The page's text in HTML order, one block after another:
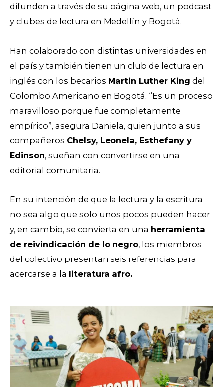
difunden a través de su página web, un podcast
y clubes de lectura en Medellín y Bogotá.
Han colaborado con distintas universidades en
el país y también tienen un club de lectura en
inglés con los becarios Martin Luther King del
Colombo Americano en Bogotá. “Es un proceso
maravilloso porque fue completamente
empírico”, asegura Daniela, quien junto a sus
compañeros Chelsy, Leonela, Esthefany y
Edinson, sueñan con convertirse en una
editorial comunitaria.
En su intención de que la lectura y la escritura
no sea algo que solo unos pocos pueden hacer
y, en cambio, se convierta en una herramienta
de reivindicación de lo negro, los miembros
del colectivo presentan seis referencias para
acercarse a la literatura afro.